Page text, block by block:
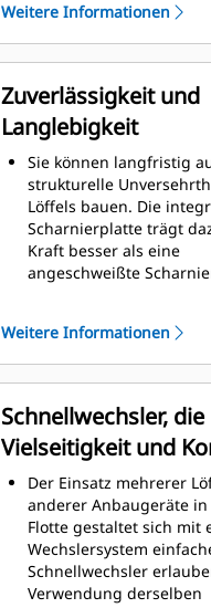
verbessert den
den Löffel. Die
Rückenfreiheit
Schleifen der Unterseite
Löffels, wodurch
gesenkt werden.
Der Kraftstoffverbrauch
Graben am höchsten.
sind so ausgelegt, dass
durch das Material
wodurch die
Maschine insgesamt
wird.
Zeit geladen werden. Bei
Weitere Informationen
Zuverlässigkeit und
Langlebigkeit
Sie können langfristig
strukturelle
Löffels bauen. Die
Scharnierplatte trägt
Kraft besser als eine
angeschweißte
abriebbeständigem Stahl
gefertigt, der vor allem
Komponenten mit
Verschleiß gedacht ist.
Schützen Sie die
Bereiche des von hohem
Verschleiß betroffenen
Cat ®-
Seitenschneidenschutz
Seitenmesser tragen zur
Erhaltung der Teile des
die am häufigsten mit
Weitere Informationen
Schnellwechsler, die
Vielseitigkeit und
bieten
Der Einsatz mehrerer
anderer Anbaugeräte
Flotte gestaltet sich mit
Wechslersystem
Schnellwechsler
Verwendung derselben